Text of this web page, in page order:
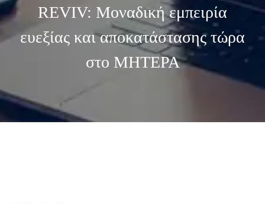
REVIV: Μοναδική εμπειρία
ευεξίας και αποκατάστασης τώρα
στο ΜΗΤΕΡΑ